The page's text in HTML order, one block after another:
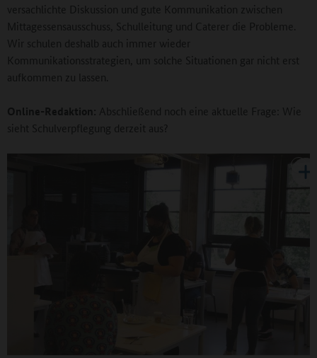
versachlichte Diskussion und gute Kommunikation zwischen
Mittagessensausschuss, Schulleitung und Caterer die Probleme.
Wir schulen deshalb auch immer wieder
Kommunikationsstrategien, um solche Situationen gar nicht erst
aufkommen zu lassen.
Online-Redaktion: Abschließend noch eine aktuelle Frage: Wie
sieht Schulverpflegung derzeit aus?